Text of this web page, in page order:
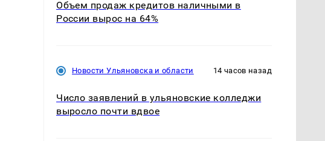
Объем продаж кредитов наличными в
России вырос на 64%
Новости Ульяновска и области 14 часов назад
Число заявлений в ульяновские колледжи
выросло почти вдвое